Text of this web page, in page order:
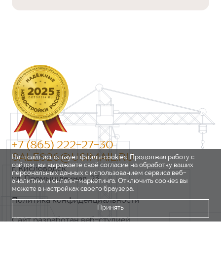
+7 (865) 222-27-30
SALES26@USIMAIL.RU
г. Кисловодск,
ул. Промышленная, 23
Политика конфиденциальности
Сайт разработан веб-студией
Наш сайт использует файлы cookies. Продолжая работу с
сайтом, вы выражаете своё согласие на обработку ваших
персональных данных с использованием сервиса веб-
аналитики и онлайн-маркетинга. Отключить cookies вы
можете в настройках своего браузера.
Принять